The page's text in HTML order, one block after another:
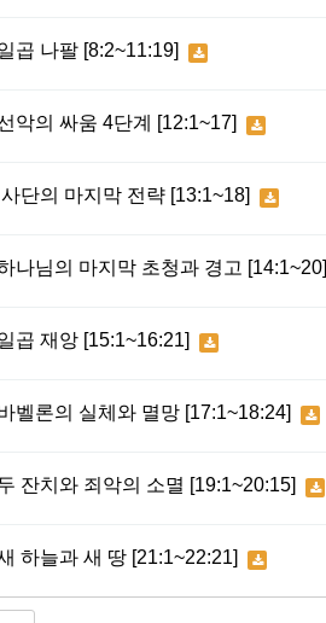
곱 나팔 [8:2~11:19]
악의 싸움 4단계 [12:1~17]
단의 마지막 전략 [13:1~18]
나님의 마지막 초청과 경고 [14:1~20]
곱 재앙 [15:1~16:21]
벨론의 실체와 멸망 [17:1~18:24]
잔치와 죄악의 소멸 [19:1~20:15]
하늘과 새 땅 [21:1~22:21]